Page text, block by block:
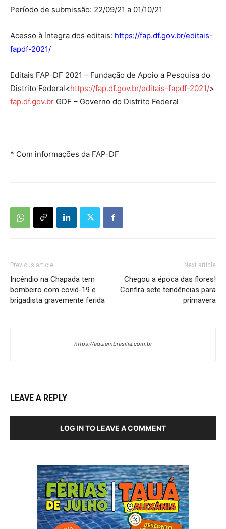
Período de submissão: 22/09/21 a 01/10/21
Acesso à íntegra dos editais: https://fap.df.gov.br/editais-
fapdf-2021/
Editais FAP-DF 2021 – Fundação de Apoio a Pesquisa do
Distrito Federal<https://fap.df.gov.br/editais-fapdf-2021/>
fap.df.gov.br GDF – Governo do Distrito Federal
* Com informações da FAP-DF
Previous article
Incêndio na Chapada tem
bombeiro com covid-19 e
brigadista gravemente ferida
Next article
Chegou a época das flores!
Confira sete tendências para
primavera
https://aquiembrasilia.com.br
LEAVE A REPLY
LOG IN TO LEAVE A COMMENT